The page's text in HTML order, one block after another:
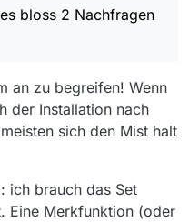
bloss 2 Nachfragen
an zu begreifen! Wenn
der Installation nach
sich den Mist halt
ich brauch das Set
Eine Merkfunktion (oder